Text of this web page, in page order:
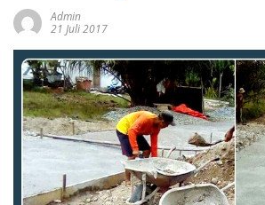
Admin
21 Juli 2017